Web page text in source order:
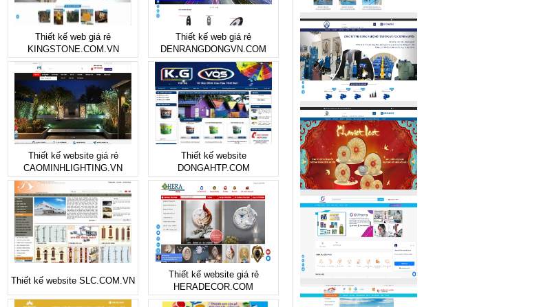
Thiết kế web giá rẻ
KINGSTONE.COM.VN
Thiết kế web giá rẻ
DENRANGDONGVN.COM
Thiết kế website giá rẻ
CAOMINHLIGHTING.VN
Thiết kế website
DONGAHTP.COM
Thiết kế website SLC.COM.VN
Thiết kế website giá rẻ
HERADECOR.COM